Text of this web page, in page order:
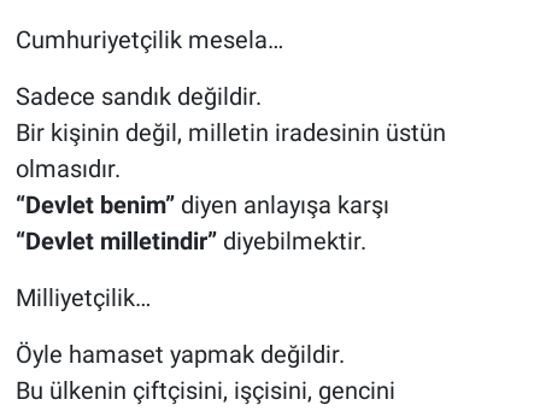
Cumhuriyetçilik mesela…
Sadece sandık değildir.
Bir kişinin değil, milletin iradesinin üstün
olmasıdır.
“Devlet benim” diyen anlayışa karşı
“Devlet milletindir” diyebilmektir.
Milliyetçilik…
Öyle hamaset yapmak değildir.
Bu ülkenin çiftçisini, işçisini, gencini